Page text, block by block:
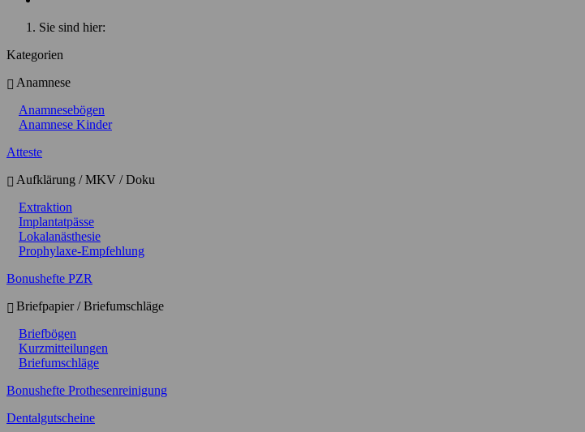
Sie sind hier:
Kategorien
Anamnese
Anamnesebögen
Anamnese Kinder
Atteste
Aufklärung / MKV / Doku
Extraktion
Implantatpässe
Lokalanästhesie
Prophylaxe-Empfehlung
Bonushefte PZR
Briefpapier / Briefumschläge
Briefbögen
Kurzmitteilungen
Briefumschläge
Bonushefte Prothesenreinigung
Dentalgutscheine